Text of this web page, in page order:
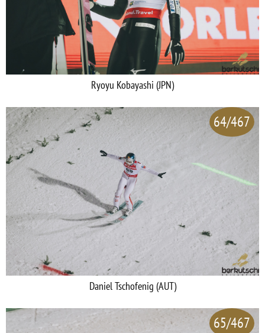
Ryoyu Kobayashi (JPN)
64/467
Daniel Tschofenig (AUT)
65/467